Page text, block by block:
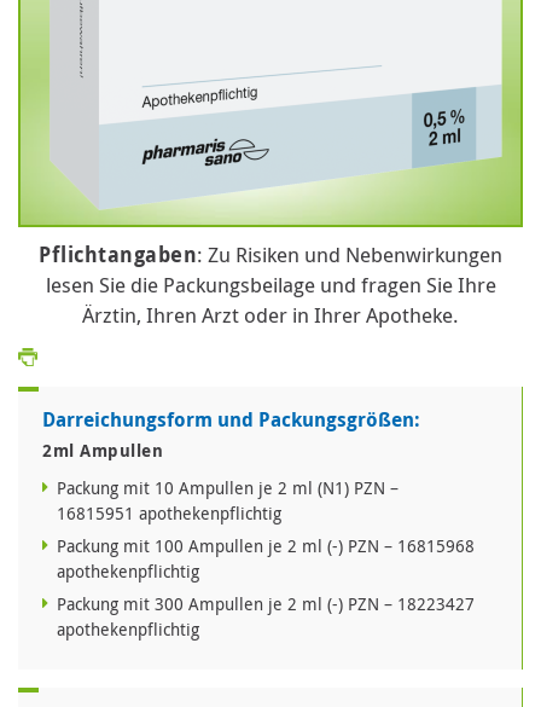
Pflichtangaben: Zu Risiken und Nebenwirkungen
lesen Sie die Packungsbeilage und fragen Sie Ihre
Ärztin, Ihren Arzt oder in Ihrer Apotheke.
Darreichungsform und Packungsgrößen:
2ml Ampullen
Packung mit 10 Ampullen je 2 ml (N1) PZN –
16815951 apothekenpflichtig
Packung mit 100 Ampullen je 2 ml (-) PZN – 16815968
apothekenpflichtig
Packung mit 300 Ampullen je 2 ml (-) PZN – 18223427
apothekenpflichtig